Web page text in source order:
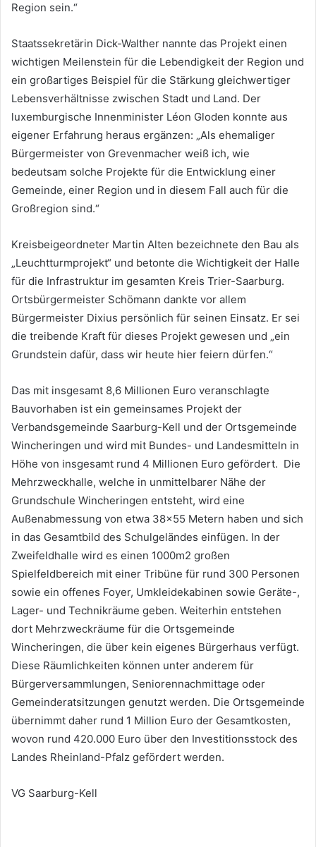
Region sein.“
Staatssekretärin Dick-Walther nannte das Projekt einen
wichtigen Meilenstein für die Lebendigkeit der Region und
ein großartiges Beispiel für die Stärkung gleichwertiger
Lebensverhältnisse zwischen Stadt und Land. Der
luxemburgische Innenminister Léon Gloden konnte aus
eigener Erfahrung heraus ergänzen: „Als ehemaliger
Bürgermeister von Grevenmacher weiß ich, wie
bedeutsam solche Projekte für die Entwicklung einer
Gemeinde, einer Region und in diesem Fall auch für die
Großregion sind.“
Kreisbeigeordneter Martin Alten bezeichnete den Bau als
„Leuchtturmprojekt“ und betonte die Wichtigkeit der Halle
für die Infrastruktur im gesamten Kreis Trier-Saarburg.
Ortsbürgermeister Schömann dankte vor allem
Bürgermeister Dixius persönlich für seinen Einsatz. Er sei
die treibende Kraft für dieses Projekt gewesen und „ein
Grundstein dafür, dass wir heute hier feiern dürfen.“
Das mit insgesamt 8,6 Millionen Euro veranschlagte
Bauvorhaben ist ein gemeinsames Projekt der
Verbandsgemeinde Saarburg-Kell und der Ortsgemeinde
Wincheringen und wird mit Bundes- und Landesmitteln in
Höhe von insgesamt rund 4 Millionen Euro gefördert. Die
Mehrzweckhalle, welche in unmittelbarer Nähe der
Grundschule Wincheringen entsteht, wird eine
Außenabmessung von etwa 38×55 Metern haben und sich
in das Gesamtbild des Schulgeländes einfügen. In der
Zweifeldhalle wird es einen 1000m2 großen
Spielfeldbereich mit einer Tribüne für rund 300 Personen
sowie ein offenes Foyer, Umkleidekabinen sowie Geräte-,
Lager- und Technikräume geben. Weiterhin entstehen
dort Mehrzweckräume für die Ortsgemeinde
Wincheringen, die über kein eigenes Bürgerhaus verfügt.
Diese Räumlichkeiten können unter anderem für
Bürgerversammlungen, Seniorennachmittage oder
Gemeinderatsitzungen genutzt werden. Die Ortsgemeinde
übernimmt daher rund 1 Million Euro der Gesamtkosten,
wovon rund 420.000 Euro über den Investitionsstock des
Landes Rheinland-Pfalz gefördert werden.
VG Saarburg-Kell